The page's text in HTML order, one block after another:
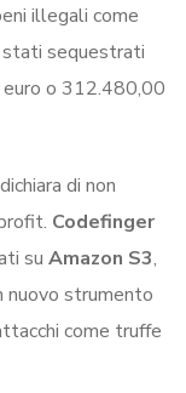
illegali come
stati sequestrati
o 312.480,00
di non
Codefinger
su Amazon S3,
nuovo strumento
come truffe